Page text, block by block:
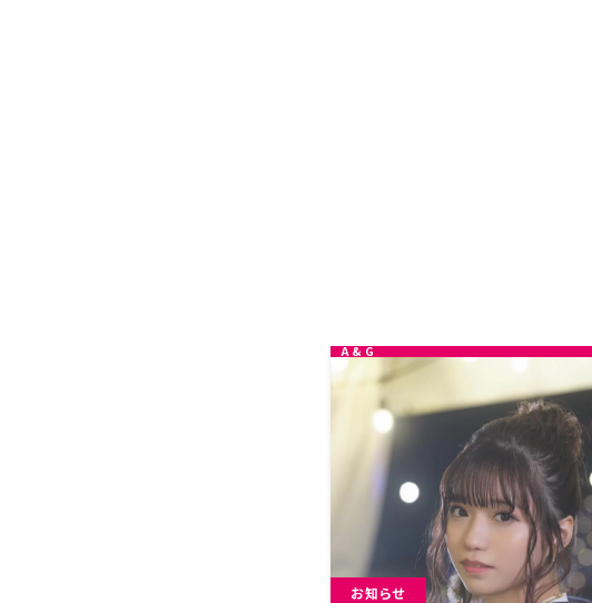
お知らせ